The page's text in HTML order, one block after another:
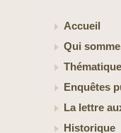
Accueil
Qui
Enquêtes
La lettre
Historique